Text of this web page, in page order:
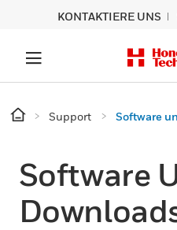
KONTAKTIERE UNS
Support Software
Software